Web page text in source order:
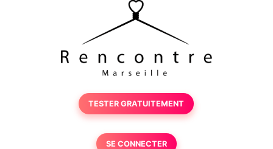
TESTER GRATUITEMENT
SE CONNECTER